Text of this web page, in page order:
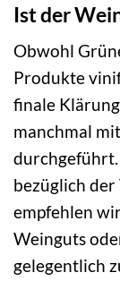
Ist der
Obwohl
Produkte
finale
manchmal
bezüglich der
empfehlen
Weinguts
gelegentlich